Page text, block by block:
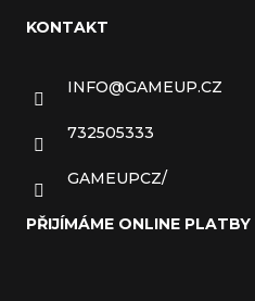
KONTAKT
INFO@GAMEUP.CZ
732505333
GAMEUPCZ/
PŘIJÍMÁME ONLINE PLATBY